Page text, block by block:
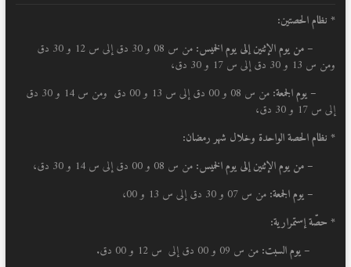
* نظام الحصتين:
– من يوم الإثنين إلى يوم الخميس:
من س 08 و 30 دق إلى س 12 و 30 دق
ومن س 13 و 30 دق إلى س 17 و 30 دق،
– يوم الجمعة:
من س 08 و 00 دق إلى س 13 و 00 دق ومن س 14 و 30 دق
إلى س 17 و 30 دق،
* نظام الحصة الواحدة وخلال شهر رمضان:
– من يوم الإثنين إلى يوم الخميس: من س 08 و 00 دق إلى س 14 و 30 دق،
– يوم الجمعة: من س 07 و 30 دق إلى س 13 و 00،
* حصّة إستمرارية:
– يوم السبت: من س 09 و 00 دق إلى س 12 و 00 دق.